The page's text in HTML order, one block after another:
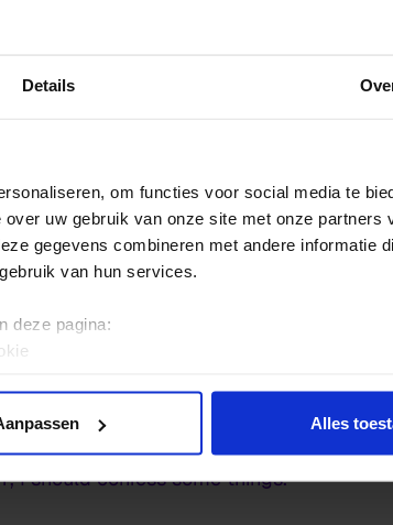
Details
om functies voor social media te
uw gebruik van onze site met onze partners
gegevens combineren met andere informatie
van hun services.
deze pagina:
Alles
en geborduurd, met elk een andere
waarmee zij de SCOBY
voor een boosheid, roze voor een
typeert de schuldbewuste mens, die
I should confess some things.’